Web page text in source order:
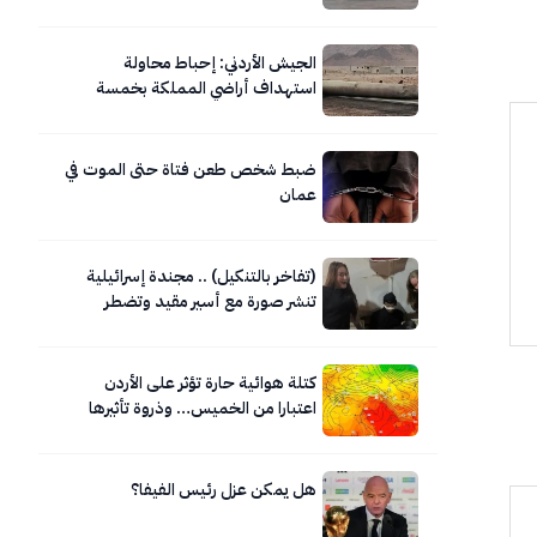
الجيش الأردني: إحباط محاولة
استهداف أراضي المملكة بخمسة
ضبط شخص طعن فتاة حتى الموت في
عمان
(تفاخر بالتنكيل) .. مجندة إسرائيلية
تنشر صورة مع أسير مقيد وتضطر
كتلة هوائية حارة تؤثر على الأردن
اعتبارا من الخميس… وذروة تأثيرها
هل يمكن عزل رئيس الفيفا؟